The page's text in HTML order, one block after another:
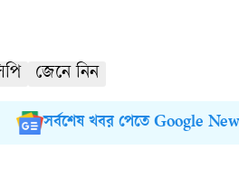
জেনে নিন
সর্বশেষ খবর পেতে Google